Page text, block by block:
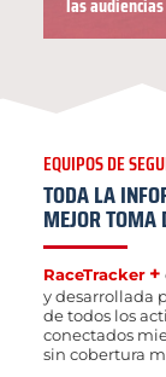
EQUIPOS DE
TODA LA
MEJOR TOMA
RaceTracker +
y desarrollada
de todos los
conectados
sin cobertura